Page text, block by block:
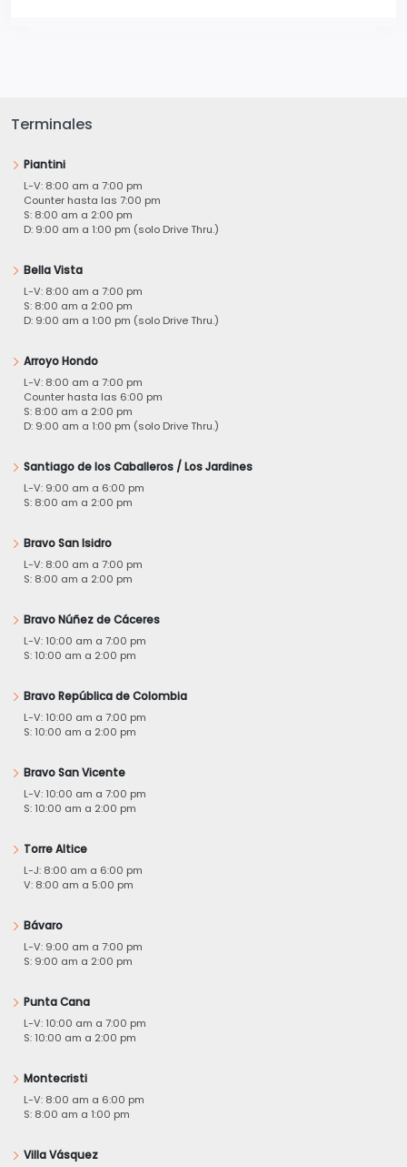
Terminales
Piantini
L-V: 8:00 am a 7:00 pm
Counter hasta las 7:00 pm
S: 8:00 am a 2:00 pm
D: 9:00 am a 1:00 pm (solo Drive Thru.)
Bella Vista
L-V: 8:00 am a 7:00 pm
S: 8:00 am a 2:00 pm
D: 9:00 am a 1:00 pm (solo Drive Thru.)
Arroyo Hondo
L-V: 8:00 am a 7:00 pm
Counter hasta las 6:00 pm
S: 8:00 am a 2:00 pm
D: 9:00 am a 1:00 pm (solo Drive Thru.)
Santiago de los Caballeros / Los Jardines
L-V: 9:00 am a 6:00 pm
S: 8:00 am a 2:00 pm
Bravo San Isidro
L-V: 8:00 am a 7:00 pm
S: 8:00 am a 2:00 pm
Bravo Núñez de Cáceres
L-V: 10:00 am a 7:00 pm
S: 10:00 am a 2:00 pm
Bravo República de Colombia
L-V: 10:00 am a 7:00 pm
S: 10:00 am a 2:00 pm
Bravo San Vicente
L-V: 10:00 am a 7:00 pm
S: 10:00 am a 2:00 pm
Torre Altice
L-J: 8:00 am a 6:00 pm
V: 8:00 am a 5:00 pm
Bávaro
L-V: 9:00 am a 7:00 pm
S: 9:00 am a 2:00 pm
Punta Cana
L-V: 10:00 am a 7:00 pm
S: 10:00 am a 2:00 pm
Montecristi
L-V: 8:00 am a 6:00 pm
S: 8:00 am a 1:00 pm
Villa Vásquez